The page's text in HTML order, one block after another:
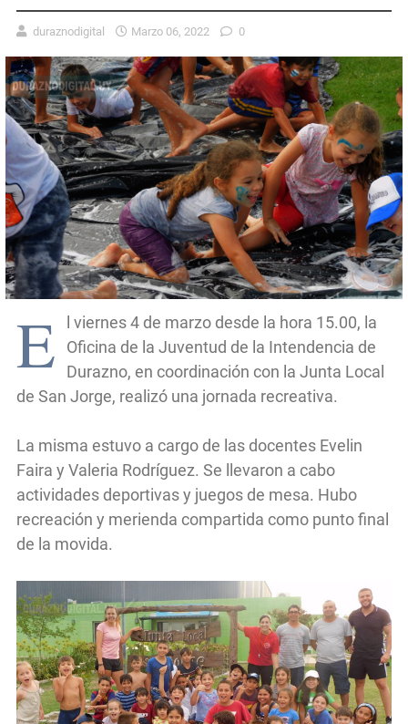
duraznodigital Marzo 06, 2022 0
E
l viernes 4 de marzo desde la hora 15.00, la
Oficina de la Juventud de la Intendencia de
Durazno, en coordinación con la Junta Local
de San Jorge, realizó una jornada recreativa.
La misma estuvo a cargo de las docentes Evelin
Faira y Valeria Rodríguez. Se llevaron a cabo
actividades deportivas y juegos de mesa. Hubo
recreación y merienda compartida como punto final
de la movida.